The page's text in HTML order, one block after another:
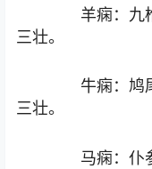
羊痫：九椎
三壮。
牛痫：鸠尾
三壮。
马痫：仆参